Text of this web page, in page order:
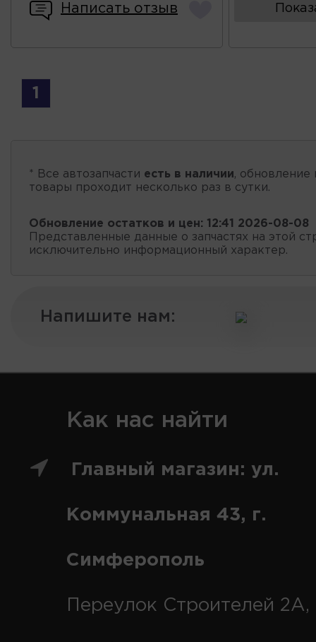
Написать отзыв
1
* Все автозапчасти есть в наличии, обновление
товары проходит несколько раз в сутки.
Обновление остатков и цен: 12:41 2026-08-08
Представленные данные о запчастях на этой
исключительно информационный характер.
Напишите нам:
Как нас найти
Главный магазин: ул.
Коммунальная 43, г.
Симферополь
Переулок Строителей 2А,